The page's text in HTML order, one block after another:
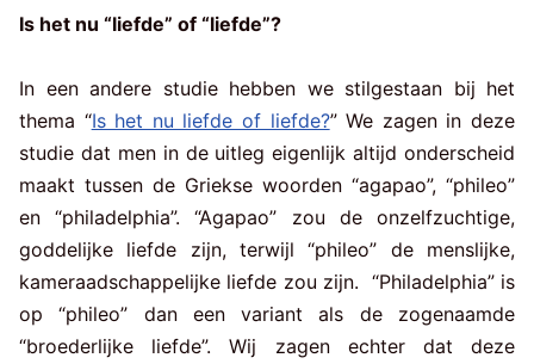
Is het nu “liefde” of “liefde”?
In een andere studie hebben we stilgestaan bij het
thema “Is het nu liefde of liefde?” We zagen in deze
studie dat men in de uitleg eigenlijk altijd onderscheid
maakt tussen de Griekse woorden “agapao”, “phileo”
en “philadelphia”. “Agapao” zou de onzelfzuchtige,
goddelijke liefde zijn, terwijl “phileo” de menslijke,
kameraadschappelijke liefde zou zijn. “Philadelphia” is
op “phileo” dan een variant als de zogenaamde
“broederlijke liefde”. Wij zagen echter dat deze